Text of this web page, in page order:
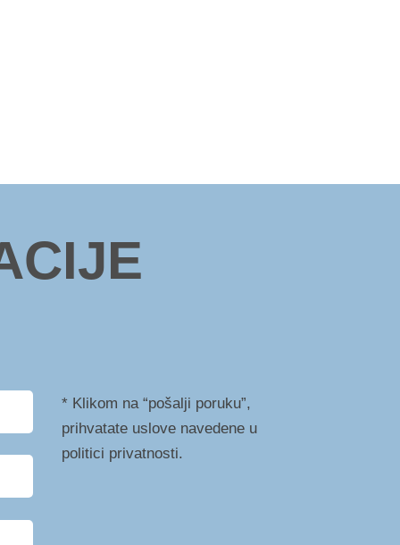
* Klikom na “pošalji poruku”,
prihvatate uslove navedene u
politici privatnosti.